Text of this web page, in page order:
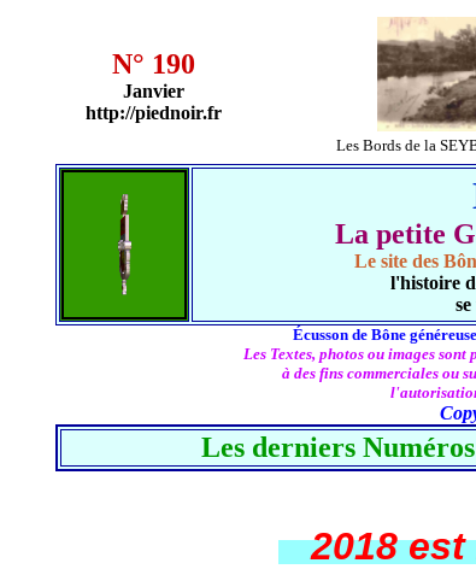
N° 190
Janvier
http://piednoir.fr
Les Bords de la
La petite
Le site des
l'histoire
Écusson de Bône
Les Textes, photos ou images
à des fins commerciales ou
Les derniers
2018 est